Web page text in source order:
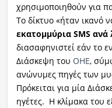
χρησιμοποιηθούν για
Το δίκτυο «ήταν ικανό
εκατομμύρια SMS ανά
διασαφηνιστεί εάν το
Διάσκεψη του ΟΗΕ,
ανώνυμες πηγές των
Πρόκειται για μία
ηγέτες. Η κλίμακα του